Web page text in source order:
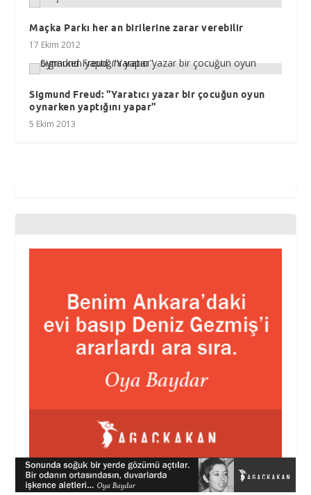
Maçka Parkı her an birilerine zarar verebilir
17 Ekim 2012
Sigmund Freud: "Yaratıcı yazar bir çocuğun oyun
oynarken yaptığını yapar"
5 Ekim 2013